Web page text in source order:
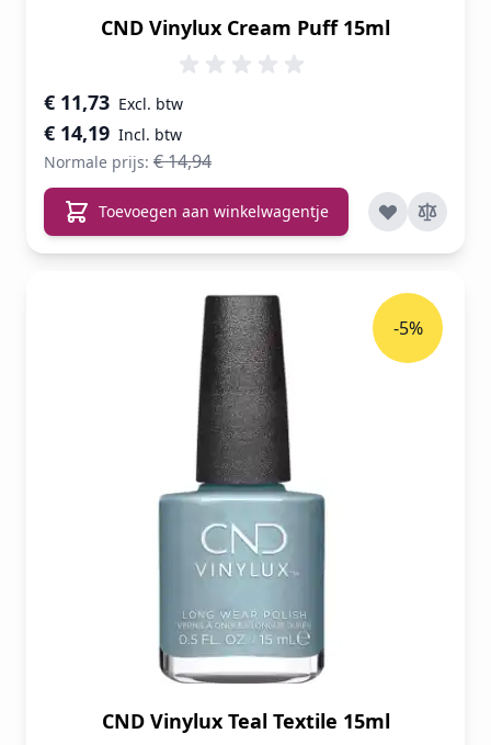
CND Vinylux Cream Puff 15ml
Speciale prijs
€ 14,19
€ 11,73
Normale prijs: € 14,94
Toevoegen aan winkelwagentje
CND Vinylux Teal Textile 15ml
-5%